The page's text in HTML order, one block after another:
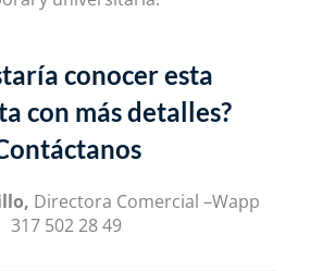
conocer esta
con más detalles?
Directora Comercial –Wapp
317 502 28 49